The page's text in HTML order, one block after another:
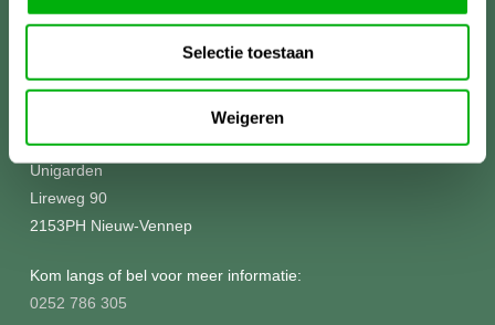
Selectie toestaan
Weigeren
Unigarden
Lireweg 90
2153PH Nieuw-Vennep
Kom langs of bel voor meer informatie:
0252 786 305